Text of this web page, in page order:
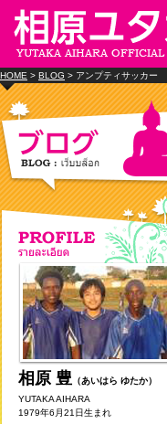
HOME > BLOG > アンプティサッカー
相原 豊 （あいはら ゆたか）
YUTAKA AIHARA
1979年6月21日生まれ